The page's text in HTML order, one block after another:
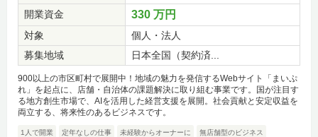
開業資金
330 万円
対象
個人・法人
募集地域
日本全国（契約済...
900以上の市区町村で展開中！地域の魅力を発信するWebサイト「まいぷ
れ」を起点に、店舗・自治体の課題解決に取り組む事業です。国が注目す
る地方創生市場で、AIを活用した経営支援を展開。社会貢献と安定収益を
両立する、将来性のあるビジネスです。
1人で開業 定年なしの仕事 未経験からオーナーに 無店舗型のビジネス